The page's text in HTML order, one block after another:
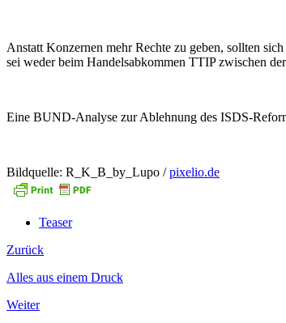
Anstatt Konzernen mehr Rechte zu geben, sollten
sei weder beim Handelsabkommen TTIP zwischen
Eine BUND-Analyse zur Ablehnung des ISDS-
Bildquelle: R_K_B_by_Lupo /pixelio.de
Teaser
Zurück
Alles aus einem Druck
Weiter